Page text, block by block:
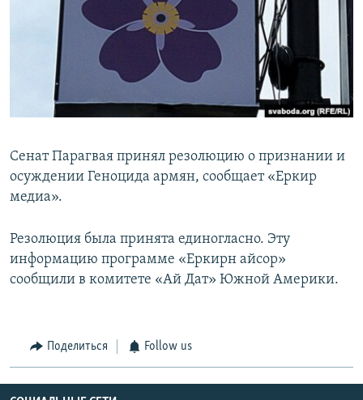
Հայերեն
English
Все сайты Радио Азатутюн
Сенат Парагвая принял резолюцию о признании и
осуждении Геноцида армян, сообщает «Еркир
медиа».
Резолюция была принята единогласно. Эту
информацию программе «Еркирн айсор»
сообщили в комитете «Ай Дат» Южной Америки.
Поделиться Follow us